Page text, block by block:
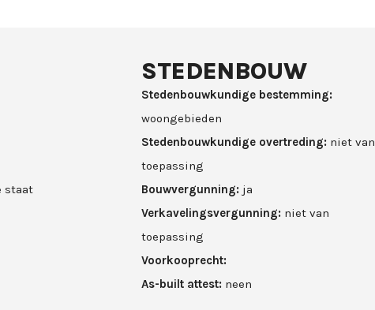
staat
STEDENBOUW
Stedenbouwkundige bestemming:
woongebieden
Stedenbouwkundige overtreding: niet van
toepassing
Bouwvergunning: ja
Verkavelingsvergunning: niet van
toepassing
Voorkooprecht:
As-built attest: neen